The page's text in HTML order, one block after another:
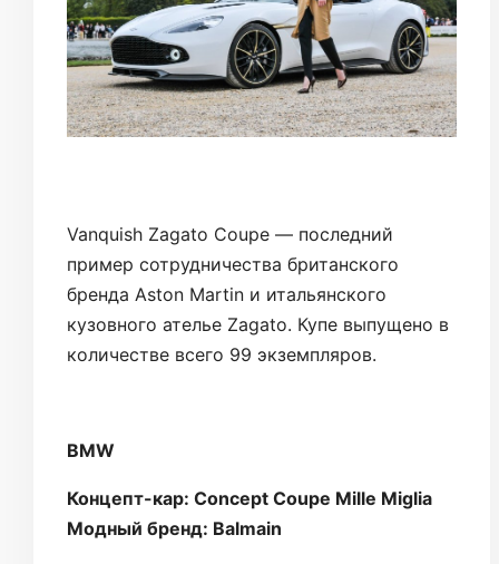
Vanquish Zagato Coupe — последний
пример сотрудничества британского
бренда Aston Martin и итальянского
кузовного ателье Zagato. Купе выпущено в
количестве всего 99 экземпляров.
BMW
Концепт-кар: Concept Coupe Mille Miglia
Модный бренд: Balmain